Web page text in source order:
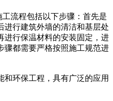
流程包括以下步骤：首先是
进行建筑外墙的清洁和基层处
进行保温材料的安装固定，进
骤都需要严格按照施工规范进
环保工程，具有广泛的应用